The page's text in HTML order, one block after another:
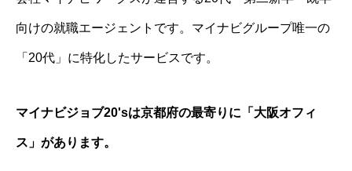
向けの就職エージェントです。マイナビグループ唯一の
「20代」に特化したサービスです。
マイナビジョブ20'sは京都府の最寄りに「大阪オフィ
ス」があります。